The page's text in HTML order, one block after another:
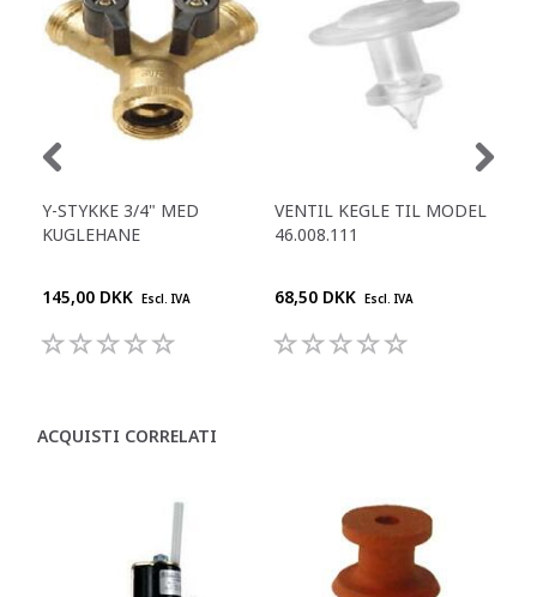
Y-STYKKE 3/4" MED
KUGLEHANE
145,00 DKK Escl. IVA
VENTIL KEGLE TIL MODEL
46.008.111
68,50 DKK Escl. IVA
ACQUISTI CORRELATI